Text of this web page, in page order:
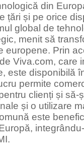
din
țări și pe orice
global de
menit să
europene. Prin
Viva.com, care
este disponibilă
permite
clienți și să-
și o utilizare
este